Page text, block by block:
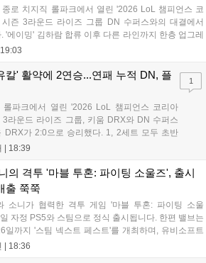
로 치지직 롤파크에서 열린 '2026 LoL 챔피언스 코
즌 3라운드 라이즈 그룹 DN 수퍼스와의 대결에서
'에이밍' 김하람 합류 이후 다른 라인까지 한층 업그레
보여주며 기분 좋은 2연승을 달렸다. 경기 종료 후 기
19:03
칼' 활약에 2연승...연패 누적 DN, 플
파크에서 열린 '2026 LoL 챔피언스 코리아
라운드 라이즈 그룹, 키움 DRX와 DN 수퍼스
DRX가 2:0으로 승리했다. 1, 2세트 모두 초반
다른 위기 없이 승리를 꿰찼다. DN 수퍼스는
18:39
1
의 격투 '마블 투혼: 파이팅 소울즈', 출시
출 쭉쭉
소니가 협력한 격투 게임 '마블 투혼: 파이팅 소울
자정 PS5와 스팀으로 정식 출시됩니다. 한편 밸브는
일까지 '스팀 넥스트 페스트'를 개최하며, 유비소프트
전스'가 스팀에 출시되었고, 농장 시뮬레이션 '돌록 타
18:36